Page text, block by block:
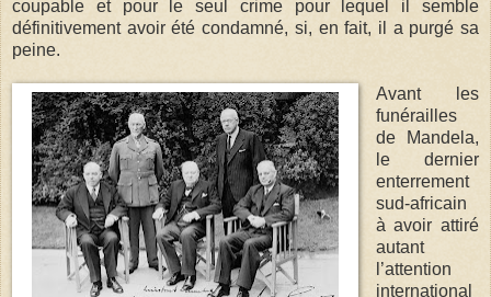
coupable et pour le seul crime pour lequel il semble
définitivement avoir été condamné, si, en fait, il a purgé sa
peine.
Avant les
funérailles
de Mandela,
le dernier
enterrement
sud-africain
à avoir attiré
autant
l’attention
international